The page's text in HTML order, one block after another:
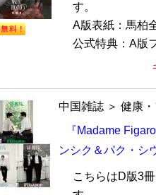
す。
A版表紙：馬柏
公式特典：A版
中国雑誌 ＞ 健康
『Madame
ンシク＆パク・シ
こちらはD版3